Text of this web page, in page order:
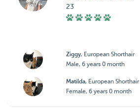
23
Ziggy, European Shorthair
Male, 6 years 0 month
Matilda, European Shorthair
Female, 6 years 0 month